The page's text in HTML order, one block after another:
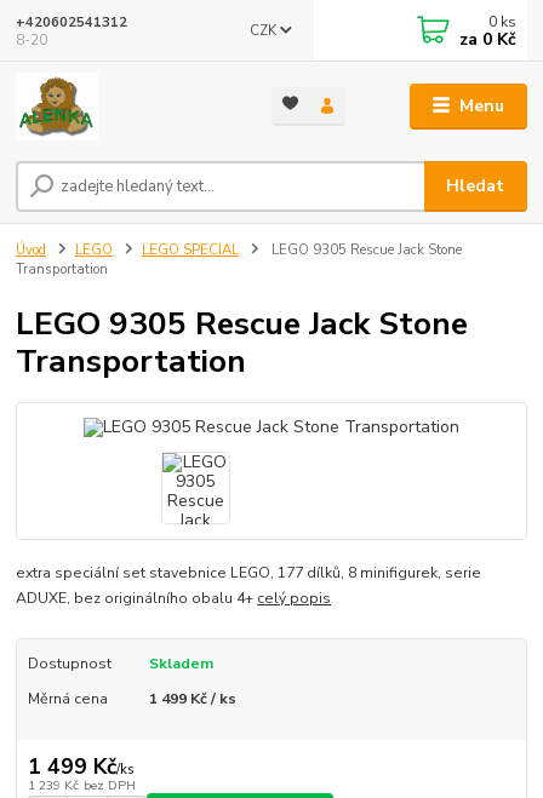
Menu
CZK
Hledat
+420602541312
8-20
0 ks
za 0 Kč
Úvod LEGO LEGO SPECIAL
LEGO 9305 Rescue Jack Stone
Transportation
LEGO 9305 Rescue Jack Stone
Transportation
extra speciální set stavebnice LEGO, 177 dílků, 8 minifigurek, serie
ADUXE, bez originálního obalu 4+ celý popis
Dostupnost
Skladem
Měrná cena
1 499 Kč / ks
1 499 Kč/ks
1 239 Kč bez DPH